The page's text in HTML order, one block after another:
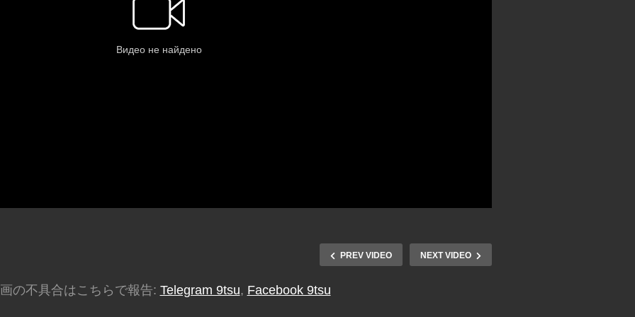
PREV VIDEO NEXT VIDEO
の不具合はこちらで報告: Telegram 9tsu, Facebook 9tsu